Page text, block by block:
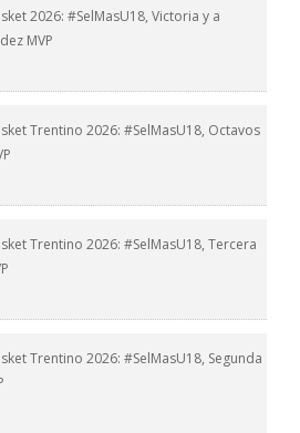
2026: #SelMasU18, Victoria y a
MVP
Trentino 2026: #SelMasU18, Octavos
Trentino 2026: #SelMasU18, Tercera
Trentino 2026: #SelMasU18, Segunda